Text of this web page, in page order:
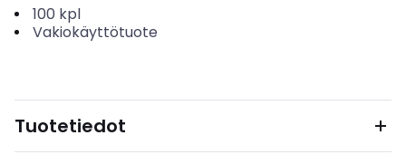
100 kpl
Vakiokäyttötuote
Tuotetiedot